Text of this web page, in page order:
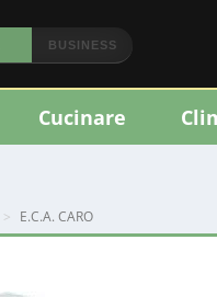
BUSINESS
Cucinare
E.C.A. CARO